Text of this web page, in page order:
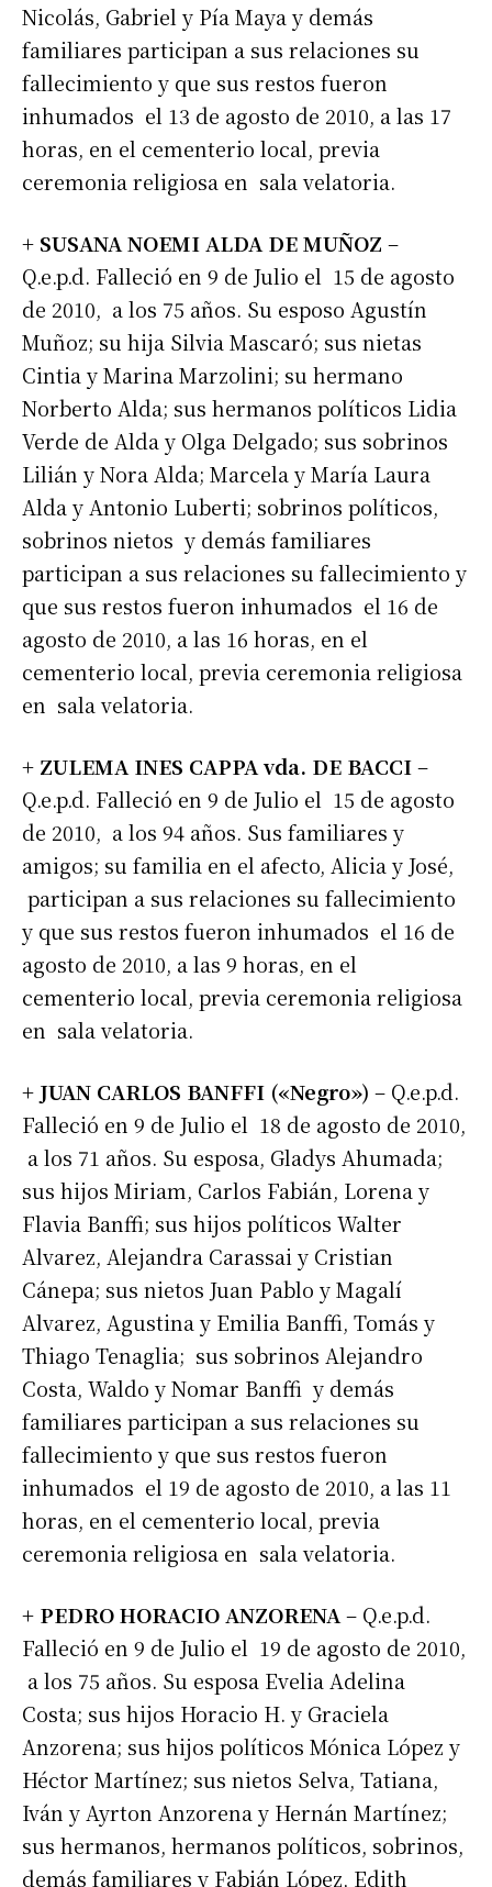
Nicolás, Gabriel y Pía Maya y demás
familiares participan a sus relaciones su
fallecimiento y que sus restos fueron
inhumados el 13 de agosto de 2010, a las 17
horas, en el cementerio local, previa
ceremonia religiosa en sala velatoria.
+ SUSANA NOEMI ALDA DE MUÑOZ –
Q.e.p.d. Falleció en 9 de Julio el 15 de agosto
de 2010, a los 75 años. Su esposo Agustín
Muñoz; su hija Silvia Mascaró; sus nietas
Cintia y Marina Marzolini; su hermano
Norberto Alda; sus hermanos políticos Lidia
Verde de Alda y Olga Delgado; sus sobrinos
Lilián y Nora Alda; Marcela y María Laura
Alda y Antonio Luberti; sobrinos políticos,
sobrinos nietos y demás familiares
participan a sus relaciones su fallecimiento y
que sus restos fueron inhumados el 16 de
agosto de 2010, a las 16 horas, en el
cementerio local, previa ceremonia religiosa
en sala velatoria.
+ ZULEMA INES CAPPA vda. DE BACCI–
Q.e.p.d. Falleció en 9 de Julio el 15 de agosto
de 2010, a los 94 años. Sus familiares y
amigos; su familia en el afecto, Alicia y José,
participan a sus relaciones su fallecimiento
y que sus restos fueron inhumados el 16 de
agosto de 2010, a las 9 horas, en el
cementerio local, previa ceremonia religiosa
en sala velatoria.
+ JUAN CARLOS BANFFI («Negro») – Q.e.p.d.
Falleció en 9 de Julio el 18 de agosto de 2010,
a los 71 años. Su esposa, Gladys Ahumada;
sus hijos Miriam, Carlos Fabián, Lorena y
Flavia Banffi; sus hijos políticos Walter
Alvarez, Alejandra Carassai y Cristian
Cánepa; sus nietos Juan Pablo y Magalí
Alvarez, Agustina y Emilia Banffi, Tomás y
Thiago Tenaglia; sus sobrinos Alejandro
Costa, Waldo y Nomar Banffi y demás
familiares participan a sus relaciones su
fallecimiento y que sus restos fueron
inhumados el 19 de agosto de 2010, a las 11
horas, en el cementerio local, previa
ceremonia religiosa en sala velatoria.
+ PEDRO HORACIO ANZORENA– Q.e.p.d.
Falleció en 9 de Julio el 19 de agosto de 2010,
a los 75 años. Su esposa Evelia Adelina
Costa; sus hijos Horacio H. y Graciela
Anzorena; sus hijos políticos Mónica López y
Héctor Martínez; sus nietos Selva, Tatiana,
Iván y Ayrton Anzorena y Hernán Martínez;
sus hermanos, hermanos políticos, sobrinos,
demás familiares y Fabián López, Edith